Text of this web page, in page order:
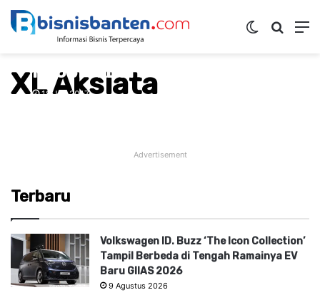
Switch skin
XL Aksiata
XL Luncurkan Paket Super
Ngobrol Baru
18 Juli 2017
Advertisement
Terbaru
Volkswagen ID. Buzz ‘The Icon Collection’
Tampil Berbeda di Tengah Ramainya EV
Baru GIIAS 2026
9 Agustus 2026